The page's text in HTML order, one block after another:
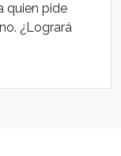
quien pide
¿Logrará